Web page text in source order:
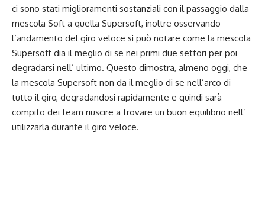
ci sono stati miglioramenti sostanziali con il passaggio dalla
mescola Soft a quella Supersoft, inoltre osservando
l’andamento del giro veloce si può notare come la mescola
Supersoft dia il meglio di se nei primi due settori per poi
degradarsi nell’ ultimo. Questo dimostra, almeno oggi, che
la mescola Supersoft non da il meglio di se nell’arco di
tutto il giro, degradandosi rapidamente e quindi sarà
compito dei team riuscire a trovare un buon equilibrio nell’
utilizzarla durante il giro veloce.